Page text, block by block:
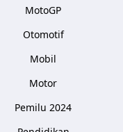
MotoGP
Otomotif
Mobil
Motor
Pemilu 2024